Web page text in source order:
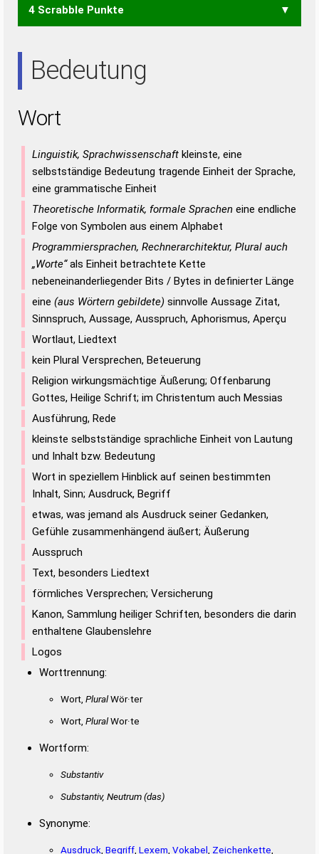
4 Scrabble Punkte
Bedeutung
Wort
Linguistik, Sprachwissenschaft kleinste, eine
selbstständige Bedeutung tragende Einheit der Sprache,
eine grammatische Einheit
Theoretische Informatik, formale Sprachen eine endliche
Folge von Symbolen aus einem Alphabet
Programmiersprachen, Rechnerarchitektur, Plural auch
„Worte“als Einheit betrachtete Kette
nebeneinanderliegender Bits / Bytes in definierter Länge
eine (aus Wörtern gebildete) sinnvolle Aussage Zitat,
Sinnspruch, Aussage, Ausspruch, Aphorismus, Aperçu
Wortlaut, Liedtext
kein Plural Versprechen, Beteuerung
Religion wirkungsmächtige Äußerung; Offenbarung
Gottes, Heilige Schrift; im Christentum auch Messias
Ausführung, Rede
kleinste selbstständige sprachliche Einheit von Lautung
und Inhalt bzw. Bedeutung
Wort in speziellem Hinblick auf seinen bestimmten
Inhalt, Sinn; Ausdruck, Begriff
etwas, was jemand als Ausdruck seiner Gedanken,
Gefühle zusammenhängend äußert; Äußerung
Ausspruch
Text, besonders Liedtext
förmliches Versprechen; Versicherung
Kanon, Sammlung heiliger Schriften, besonders die darin
enthaltene Glaubenslehre
Logos
Worttrennung:
Wort, PluralWör·ter
Wort, PluralWor·te
Wortform:
Substantiv
Substantiv, Neutrum(das)
Synonyme:
Ausdruck Begriff Lexem Vokabel Zeichenkette